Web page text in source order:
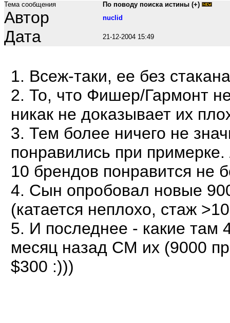
Тема сообщения По поводу поиска истины (+)
Автор nuclid
Дата 21-12-2004 15:49
1. Всеж-таки, ее без
2. То, что Фишер/Гармонт
никак не доказывает их
3. Тем более ничего не
понравились при
10 брендов понравится не
4. Сын опробовал новые
(катается неплохо, стаж
5. И последнее - какие там
месяц назад СМ их (9000
$300 :)))